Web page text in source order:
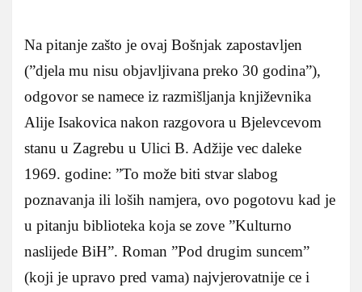
Na pitanje zašto je ovaj Bošnjak zapostavljen
(”djela mu nisu objavljivana preko 30 godina”),
odgovor se namece iz razmišljanja književnika
Alije Isakovica nakon razgovora u Bjelevcevom
stanu u Zagrebu u Ulici B. Adžije vec daleke
1969. godine: ”To može biti stvar slabog
poznavanja ili loših namjera, ovo pogotovu kad je
u pitanju biblioteka koja se zove ”Kulturno
naslijede BiH”. Roman ”Pod drugim suncem”
(koji je upravo pred vama) najvjerovatnije ce i